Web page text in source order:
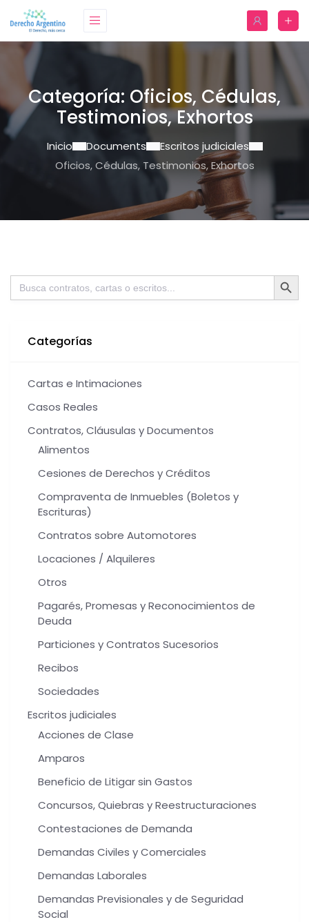
Categoría: Oficios, Cédulas,
Testimonios, Exhortos
Inicio Documents
Escritos judiciales
Oficios, Cédulas, Testimonios, Exhortos
Buscar: Botón de
Categorías
Cartas e Intimaciones
Casos Reales
Contratos, Cláusulas y Documentos
Alimentos
Cesiones de Derechos y Créditos
Compraventa de Inmuebles (Boletos y
Escrituras)
Contratos sobre Automotores
Locaciones / Alquileres
Otros
Pagarés, Promesas y Reconocimientos de
Deuda
Particiones y Contratos Sucesorios
Recibos
Sociedades
Escritos judiciales
Acciones de Clase
Amparos
Beneficio de Litigar sin Gastos
Concursos, Quiebras y Reestructuraciones
Contestaciones de Demanda
Demandas Civiles y Comerciales
Demandas Laborales
Demandas Previsionales y de Seguridad
Social